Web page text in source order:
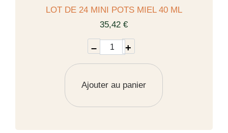
LOT DE 24 MINI POTS MIEL 40 ML
35,42 €
– +
Ajouter au panier